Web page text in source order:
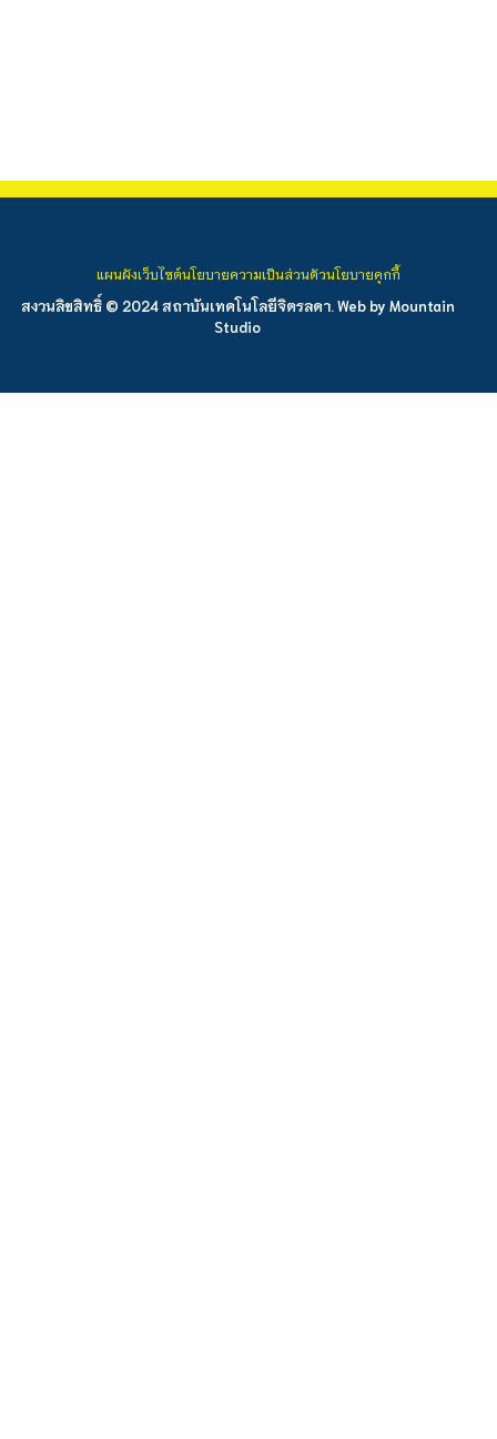
สงวนลิขสิทธิ์ © 2024 สถาบันเทคโนโลยีจิตรลดา. Web by Mountain
Studio
แผนผังเว็บไซต์นโยบายความเป็นส่วนตัวนโยบายคุกกี้